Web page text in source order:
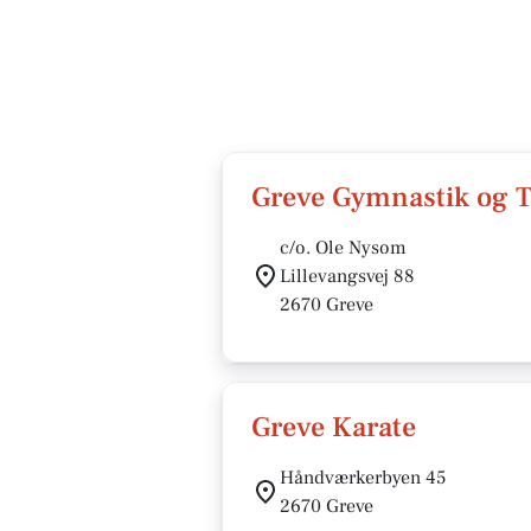
Greve Gymnastik og
c/o. Ole Nysom
Lillevangsvej 88
2670 Greve
Greve Karate
Håndværkerbyen 45
2670 Greve